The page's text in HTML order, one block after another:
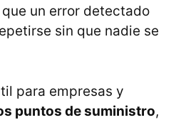
un error detectado
sin que nadie se
para empresas y
puntos de suministro,